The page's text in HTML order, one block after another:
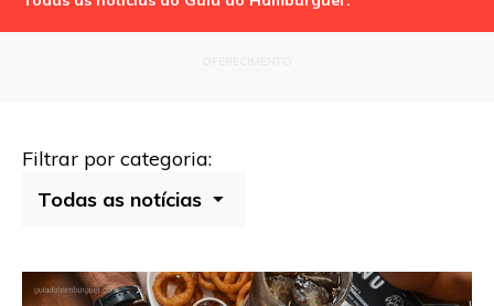
Filtrar por categoria: